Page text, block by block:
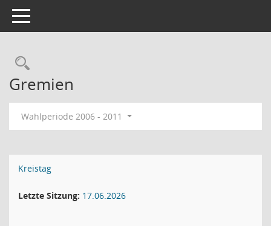
Toggle navigation
Rechercheauswahl
Gremien
Wahlperiode 2006 - 2011
Kreistag
Letzte Sitzung: 17.06.2026